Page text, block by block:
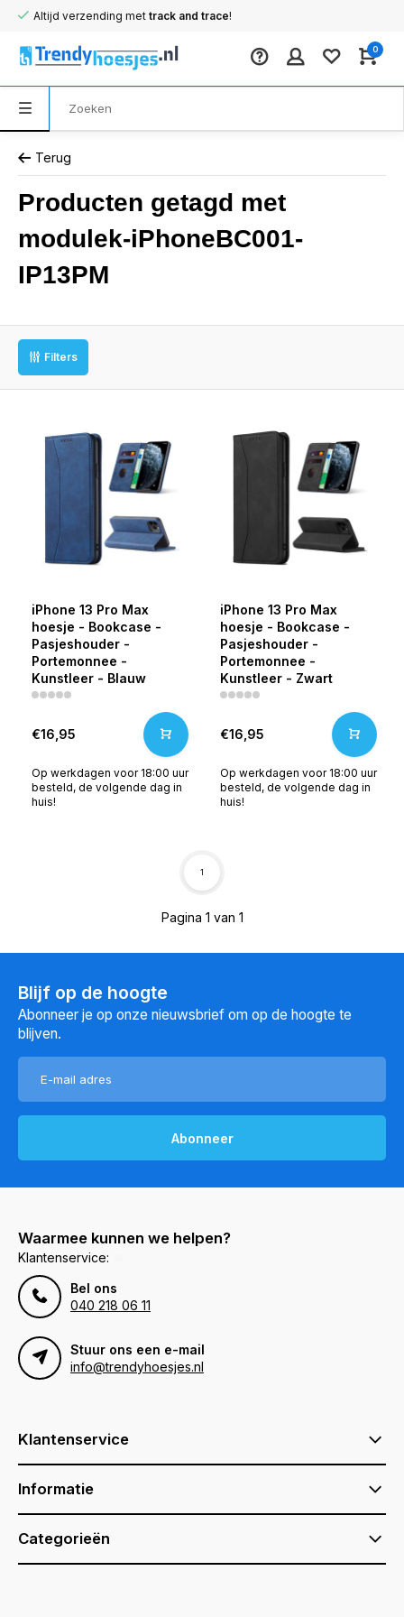
Altijd verzending met track and trace!
0
Terug
Producten getagd met
modulek-iPhoneBC001-
IP13PM
Filters
iPhone 13 Pro Max
hoesje - Bookcase -
Pasjeshouder -
Portemonnee -
Kunstleer - Blauw
€16,95
Op werkdagen voor 18:00 uur
besteld, de volgende dag in
huis!
iPhone 13 Pro Max
hoesje - Bookcase -
Pasjeshouder -
Portemonnee -
Kunstleer - Zwart
€16,95
Op werkdagen voor 18:00 uur
besteld, de volgende dag in
huis!
Pagina 1 van 1
1
Blijf op de hoogte
Abonneer je op onze nieuwsbrief om op de hoogte te
blijven.
Abonneer
Waarmee kunnen we helpen?
Klantenservice:
Bel ons
040 218 06 11
Stuur ons een e-mail
info@trendyhoesjes.nl
Klantenservice
Informatie
Categorieën